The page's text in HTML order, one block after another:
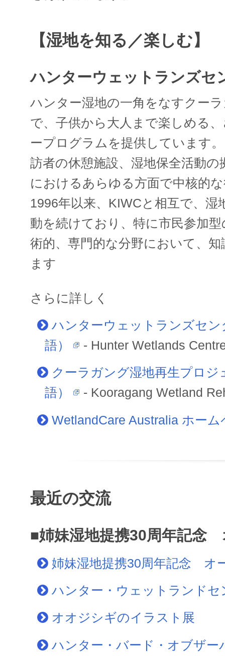
【湿地を知る／楽しむ】
ハンターウェットランズセ
ハンター湿地の一角をなすクー
で、子供から大人まで楽しめる
ープログラムを提供しています
訪者の休憩施設、湿地保全活動
におけるあらゆる方面で中核的
1996年以来、KIWCと相互で、
動を続けており、特に市民参加
術的、専門的な分野において、
ます
さらに詳しく
ハンターウェットランズセ
語）
- Hunter Wetlands
クーラガング湿地再生プロ
語）
- Kooragang Wetland
WetlandCare Australia ホー
最近の交流
■姉妹湿地提携30周年記念
姉妹湿地提携30周年記念 オ
ハンター・ウェットランドセ
オオジシギのイラスト展
ハンター・バード・オブザ